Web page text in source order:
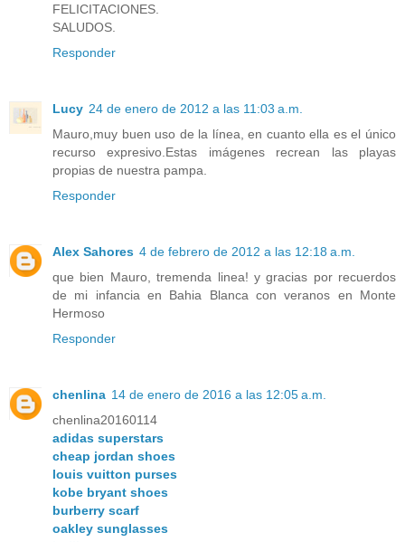
FELICITACIONES.
SALUDOS.
Responder
Lucy 24 de enero de 2012 a las 11:03 a.m.
Mauro,muy buen uso de la línea, en cuanto ella es el único
recurso expresivo.Estas imágenes recrean las playas
propias de nuestra pampa.
Responder
Alex Sahores 4 de febrero de 2012 a las 12:18 a.m.
que bien Mauro, tremenda linea! y gracias por recuerdos
de mi infancia en Bahia Blanca con veranos en Monte
Hermoso
Responder
chenlina 14 de enero de 2016 a las 12:05 a.m.
chenlina20160114
adidas superstars
cheap jordan shoes
louis vuitton purses
kobe bryant shoes
burberry scarf
oakley sunglasses